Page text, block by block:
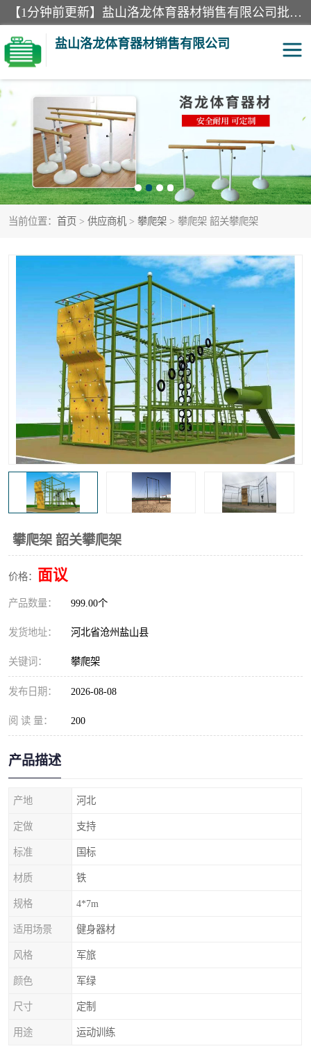
【1分钟前更新】盐山洛龙体育器材销售有限公司批量供应：300米障碍器材、400米障碍器材、部队训练器材、双杠、体操垫、舞蹈把杆等产品。盐山洛龙体育器材销售有限公司经过多年的发展，集研发，生产，销售，售后服务为一体. 奉行“质量，信誉，服务”的宗旨，以开拓创新的精神和真诚守信的态度积极进取。
盐山洛龙体育器材销售有限公司
当前位置： 首页 > 供应商机 > 攀爬架 > 攀爬架 韶关攀爬架
攀爬架 韶关攀爬架
价格： 面议
产品数量： 999.00个
发货地址： 河北省沧州盐山县
关键词： 攀爬架
发布日期： 2026-08-08
阅 读 量： 200
产品描述
产地 河北
定做 支持
标准 国标
材质 铁
规格 4*7m
适用场景 健身器材
风格 军旅
颜色 军绿
尺寸 定制
用途 运动训练
单双杠 舞蹈把杆
400米障碍器材 体操垫
300米障碍器材 攀爬架
塑胶跑道 400米障碍器材1
警犬训练器材 心理行为训练器材